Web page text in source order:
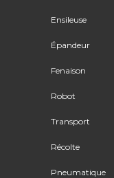
Ensileuse
Épandeur
Fenaison
Robot
Transport
Récolte
Pneumatique